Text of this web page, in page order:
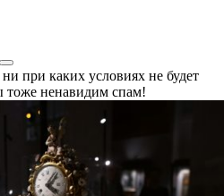
при каких условиях не будет
тоже ненавидим спам!